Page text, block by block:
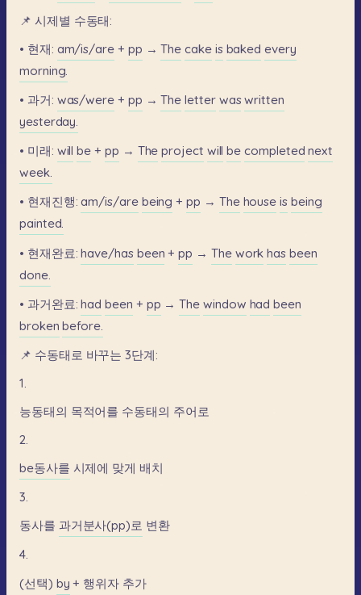
📌 시제별 수동태:
• 현재: am/is/are + pp → The cake is baked every
morning.
• 과거: was/were + pp → The letter was written
yesterday.
• 미래: will be + pp → The project will be completed next
week.
• 현재진행: am/is/are being + pp → The house is being
painted.
• 현재완료: have/has been + pp → The work has been
done.
• 과거완료: had been + pp → The window had been
broken before.
📌 수동태로 바꾸는 3단계:
1.
능동태의 목적어를 수동태의 주어로
2.
be동사를 시제에 맞게 배치
3.
동사를 과거분사(pp)로 변환
4.
(선택) by + 행위자 추가